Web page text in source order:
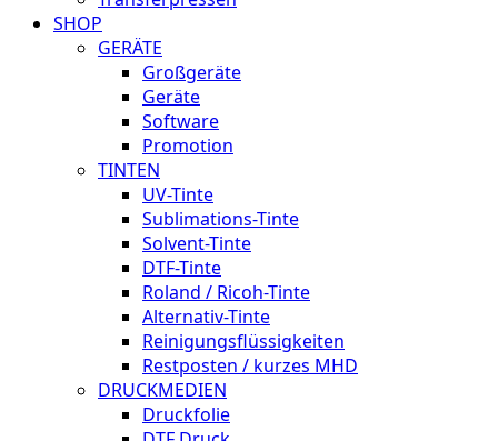
SHOP
GERÄTE
Großgeräte
Geräte
Software
Promotion
TINTEN
UV-Tinte
Sublimations-Tinte
Solvent-Tinte
DTF-Tinte
Roland / Ricoh-Tinte
Alternativ-Tinte
Reinigungsflüssigkeiten
Restposten / kurzes MHD
DRUCKMEDIEN
Druckfolie